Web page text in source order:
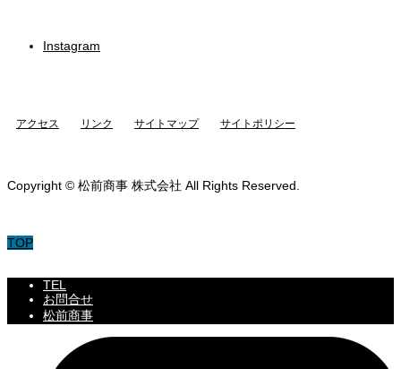
Instagram
アクセス リンク サイトマップ サイトポリシー
Copyright © 松前商事 株式会社 All Rights Reserved.
TOP
TEL
お問合せ
松前商事